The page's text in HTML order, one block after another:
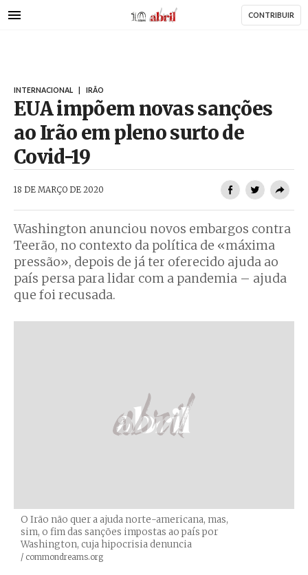
para
AbrilAbril CONTRIBUIR
INTERNACIONAL IRÃO
EUA impõem novas sanções
ao Irão em pleno surto de
Covid-19
18 DE MARÇO DE 2020
Washington anunciou novos embargos contra
Teerão, no contexto da política de «máxima
pressão», depois de já ter oferecido ajuda ao
país persa para lidar com a pandemia – ajuda
que foi recusada.
O Irão não quer a ajuda norte-americana, mas,
sim, o fim das sanções impostas ao país por
Washington, cuja hipocrisia denuncia
Créditos
/ commondreams.org